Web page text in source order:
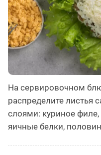
На сервировочном
распределите листья
слоями: куриное
яичные белки,